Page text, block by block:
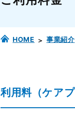
HOME 事業紹介
利用料（ケア